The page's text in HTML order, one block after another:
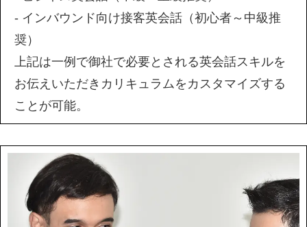
- インバウンド向け接客英会話（初心者～中級推
奨）
上記は一例で御社で必要とされる英会話スキルを
お伝えいただきカリキュラムをカスタマイズする
ことが可能。